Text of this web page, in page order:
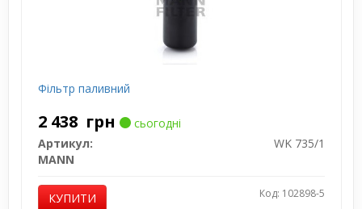
Фільтр паливний
2 438 грн
сьогодні
Артикул:
WK 735/1
MANN
КУПИТИ Код: 102898-5